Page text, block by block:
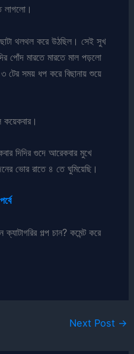
লাগলো।
থলথল করে উঠছিল। সেই সুখ
পোঁদ মারতে মারতে মাল পড়লো
সময় ধপ করে বিছানায় শুয়ে
কয়েকবার।
দিদির গুদে আরেকবার মুখে
ভোর রাতে ৪ তে ঘুমিয়েছি।
গল্প চান? কমেন্ট করে
Next Post →